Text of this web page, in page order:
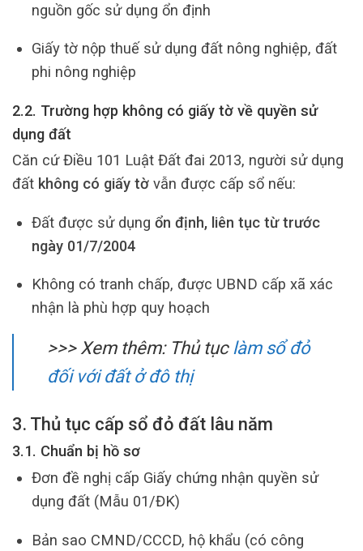
nguồn gốc sử dụng ổn định
Giấy tờ nộp thuế sử dụng đất nông nghiệp, đất
phi nông nghiệp
2.2. Trường hợp không có giấy tờ về quyền sử
dụng đất
Căn cứ Điều 101 Luật Đất đai 2013, người sử dụng
đất không có giấy tờ vẫn được cấp sổ nếu:
Đất được sử dụng ổn định, liên tục từ trước
ngày 01/7/2004
Không có tranh chấp, được UBND cấp xã xác
nhận là phù hợp quy hoạch
>>> Xem thêm: Thủ tụclàm sổ đỏ
đối với đất ở đô thị
3. Thủ tục cấp sổ đỏ đất lâu năm
3.1. Chuẩn bị hồ sơ
Đơn đề nghị cấp Giấy chứng nhận quyền sử
dụng đất (Mẫu 01/ĐK)
Bản sao CMND/CCCD, hộ khẩu (có công